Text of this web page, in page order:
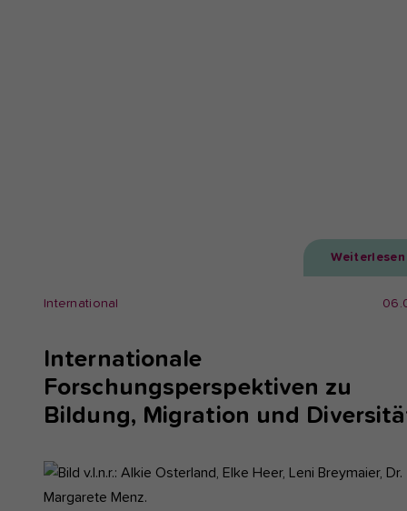
Weiterlesen
International
Internationale
Forschungsperspektiven zu
Bildung, Migration und